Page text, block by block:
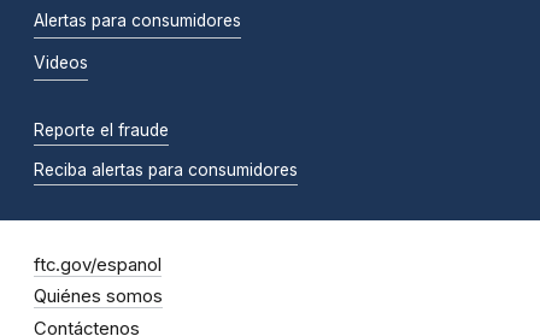
Alertas para consumidores
Videos
Reporte el fraude
Reciba alertas para consumidores
ftc.gov/espanol
Quiénes somos
Contáctenos